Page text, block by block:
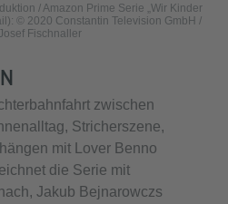
/ Amazon Prime Serie „Wir Kinder
© 2020 Constantin Television GmbH /
Fischnaller
zwischen
Stricherszene,
mit Lover Benno
die Serie mit
Jakub Bejnarowczs